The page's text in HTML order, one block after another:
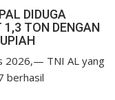
DIDUGA
1,3 TON DENGAN
2026,— TNI AL yang
berhasil